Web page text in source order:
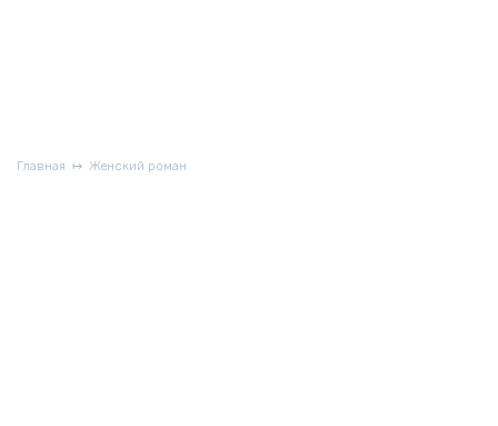
Главная Женский роман